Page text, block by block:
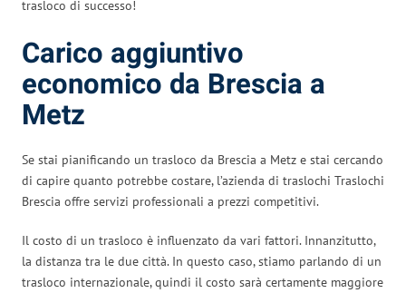
trasloco di successo!
Carico aggiuntivo
economico da Brescia a
Metz
Se stai pianificando un trasloco da Brescia a Metz e stai cercando
di capire quanto potrebbe costare, l’azienda di traslochi Traslochi
Brescia offre servizi professionali a prezzi competitivi.
Il costo di un trasloco è influenzato da vari fattori. Innanzitutto,
la distanza tra le due città. In questo caso, stiamo parlando di un
trasloco internazionale, quindi il costo sarà certamente maggiore